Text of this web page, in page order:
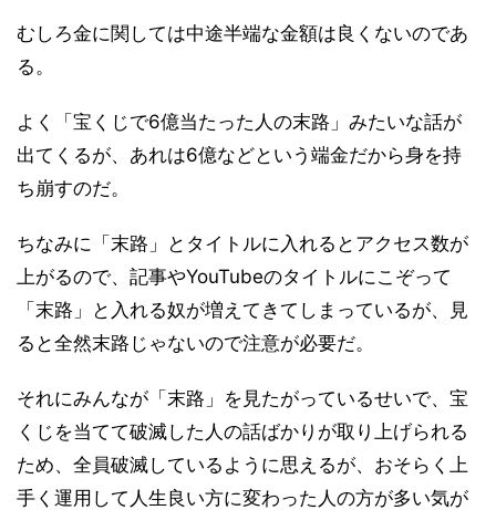
むしろ金に関しては中途半端な金額は良くないのであ
る。
よく「宝くじで6億当たった人の末路」みたいな話が
出てくるが、あれは6億などという端金だから身を持
ち崩すのだ。
ちなみに「末路」とタイトルに入れるとアクセス数が
上がるので、記事やYouTubeのタイトルにこぞって
「末路」と入れる奴が増えてきてしまっているが、見
ると全然末路じゃないので注意が必要だ。
それにみんなが「末路」を見たがっているせいで、宝
くじを当てて破滅した人の話ばかりが取り上げられる
ため、全員破滅しているように思えるが、おそらく上
手く運用して人生良い方に変わった人の方が多い気が